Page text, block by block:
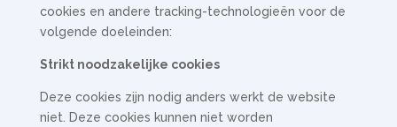
cookies en andere tracking-technologieën voor de
volgende doeleinden:
Strikt noodzakelijke cookies
Deze cookies zijn nodig anders werkt de website
niet. Deze cookies kunnen niet worden